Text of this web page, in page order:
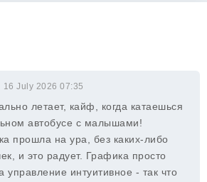
16 July 2026 07:35
летает, кайф, когда катаешься
автобусе с малышами!
прошла на ура, без каких-либо
и это радует. Графика просто
управление интуитивное - так что